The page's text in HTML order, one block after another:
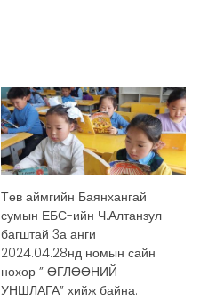
Төв аймгийн Баянхангай
сумын ЕБС-ийн Ч.Алтанзул
багштай 3а анги
2024.04.28нд номын сайн
нөхөр ” ӨГЛӨӨНИЙ
УНШЛАГА” хийж байна.